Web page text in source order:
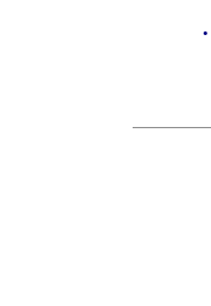
·